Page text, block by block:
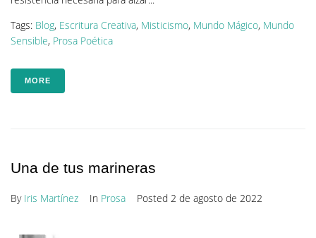
Tags: Blog, Escritura Creativa, Misticismo, Mundo Mágico, Mundo
Sensible, Prosa Poética
MORE
Una de tus marineras
By Iris Martínez In Prosa Posted 2 de agosto de 2022